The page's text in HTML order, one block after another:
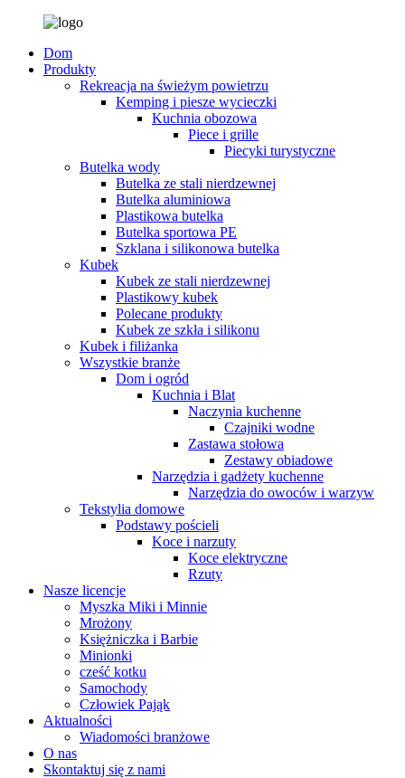
Dom
Produkty
Rekreacja na świeżym powietrzu
Kemping i piesze wycieczki
Kuchnia obozowa
Piece i grille
Piecyki turystyczne
Butelka wody
Butelka ze stali nierdzewnej
Butelka aluminiowa
Plastikowa butelka
Butelka sportowa PE
Szklana i silikonowa butelka
Kubek
Kubek ze stali nierdzewnej
Plastikowy kubek
Polecane produkty
Kubek ze szkła i silikonu
Kubek i filiżanka
Wszystkie branże
Dom i ogród
Kuchnia i Blat
Naczynia kuchenne
Czajniki wodne
Zastawa stołowa
Zestawy obiadowe
Narzędzia i gadżety kuchenne
Narzędzia do owoców i warzyw
Tekstylia domowe
Podstawy pościeli
Koce i narzuty
Koce elektryczne
Rzuty
Nasze licencje
Myszka Miki i Minnie
Mrożony
Księżniczka i Barbie
Minionki
cześć kotku
Samochody
Człowiek Pająk
Aktualności
Wiadomości branżowe
O nas
Skontaktuj się z nami